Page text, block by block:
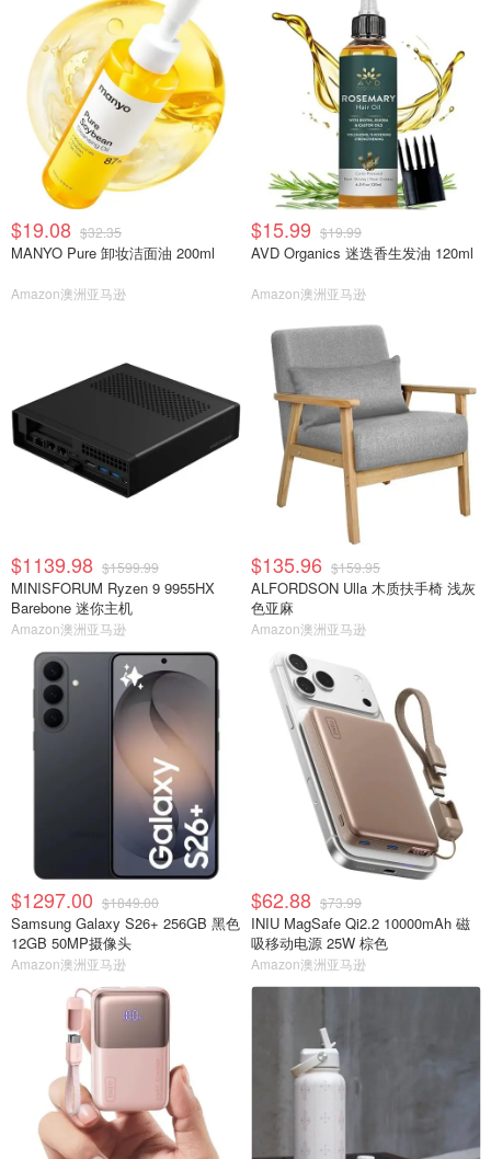
$19.08 $32.35
MANYO Pure 卸妆洁面油 200ml
Amazon澳洲亚马逊
$15.99 $19.99
AVD Organics 迷迭香生发油 120ml
Amazon澳洲亚马逊
$1139.98 $1599.99
MINISFORUM Ryzen 9 9955HX
Barebone 迷你主机
Amazon澳洲亚马逊
$135.96 $159.95
ALFORDSON Ulla 木质扶手椅 浅灰
色亚麻
Amazon澳洲亚马逊
$1297.00 $1849.00
Samsung Galaxy S26+ 256GB 黑色
12GB 50MP摄像头
Amazon澳洲亚马逊
$62.88 $73.99
INIU MagSafe Qi2.2 10000mAh 磁
吸移动电源 25W 棕色
Amazon澳洲亚马逊